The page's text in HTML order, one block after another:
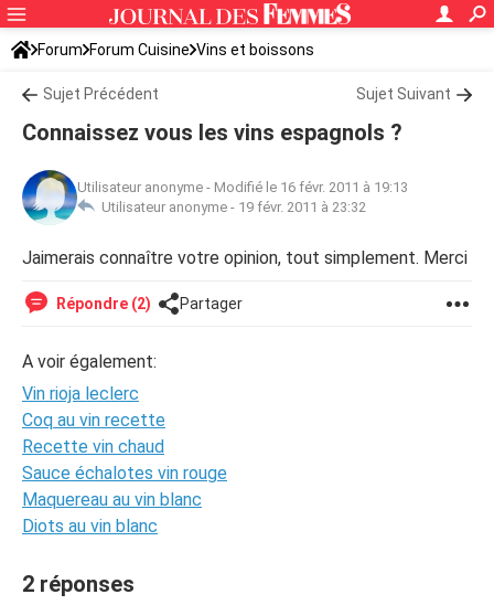
Forum Forum Cuisine Vins et boissons
Sujet Précédent Sujet Suivant
Connaissez vous les vins espagnols ?
Utilisateur anonyme - Modifié le 16 févr. 2011 à 19:13
Utilisateur anonyme - 19 févr. 2011 à 23:32
Jaimerais connaître votre opinion, tout simplement. Merci
Répondre (2) Partager
A voir également:
Vin rioja leclerc
Coq au vin recette
Recette vin chaud
Sauce échalotes vin rouge
Maquereau au vin blanc
Diots au vin blanc
2 réponses